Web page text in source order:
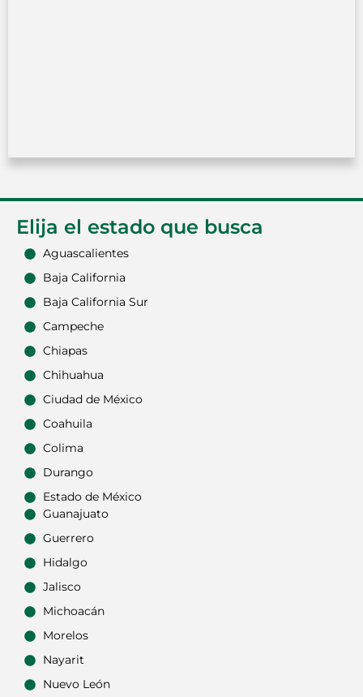
Elija el estado que busca
Aguascalientes
Baja California
Baja California Sur
Campeche
Chiapas
Chihuahua
Ciudad de México
Coahuila
Colima
Durango
Estado de México
Guanajuato
Guerrero
Hidalgo
Jalisco
Michoacán
Morelos
Nayarit
Nuevo León